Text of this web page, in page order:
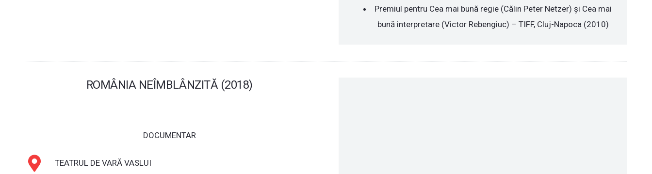
Premiul pentru Cea mai bună regie (Călin Peter Netzer) și Cea mai
bună interpretare (Victor Rebengiuc) – TIFF, Cluj-Napoca (2010)
ROMÂNIA NEÎMBLÂNZITĂ (2018)
DOCUMENTAR
TEATRUL DE VARĂ VASLUI